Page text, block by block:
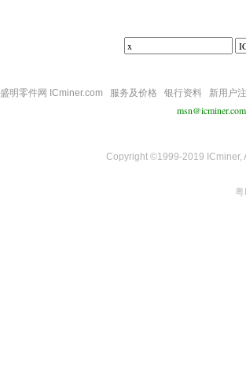
盛明零件网 ICminer.com 服务及价格 银行资料 新用户
msn@icminer.com
Copyright ©1999-2019 ICminer,